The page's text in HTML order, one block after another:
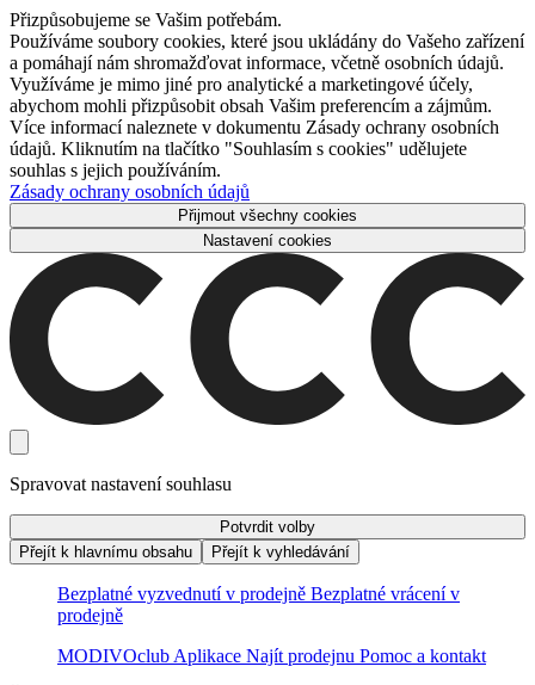
Přizpůsobujeme se Vašim potřebám.
Používáme soubory cookies, které jsou ukládány do Vašeho zařízení
a pomáhají nám shromažďovat informace, včetně osobních údajů.
Využíváme je mimo jiné pro analytické a marketingové účely,
abychom mohli přizpůsobit obsah Vašim preferencím a zájmům.
Více informací naleznete v dokumentu Zásady ochrany osobních
údajů. Kliknutím na tlačítko "Souhlasím s cookies" udělujete
souhlas s jejich používáním.
Zásady ochrany osobních údajů
Přijmout všechny cookies
Nastavení cookies
Spravovat nastavení souhlasu
Potvrdit volby
Přejít k hlavnímu obsahu
Přejít k vyhledávání
Bezplatné vyzvednutí v prodejně Bezplatné vrácení v
prodejně
MODIVOclub Aplikace Najít prodejnu Pomoc a kontakt